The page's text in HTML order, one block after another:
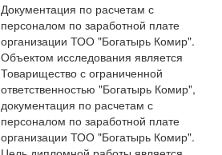
Документация по расчетам с
персоналом по заработной плате
организации ТОО "Богатырь Комир".
Объектом исследования является
Товарищество с ограниченной
ответственностью "Богатырь Комир",
документация по расчетам с
персоналом по заработной плате
организации ТОО "Богатырь Комир".